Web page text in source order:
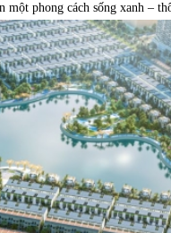
phong cách sống xanh –